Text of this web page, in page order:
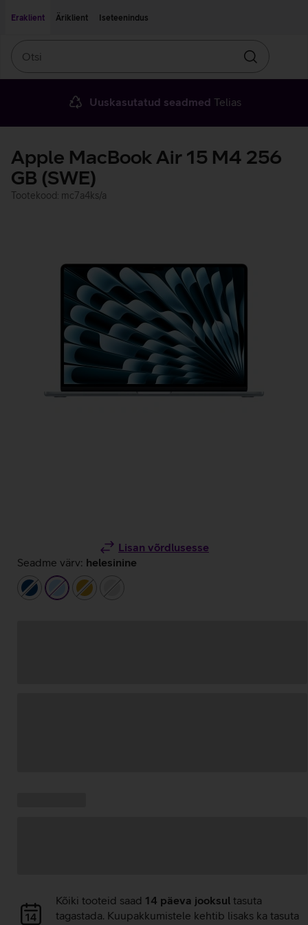
Eraklient
Äriklient Iseteenindus
Otsin
Uuskasutatud seadmed Telias
Apple MacBook Air 15 M4 256
GB (SWE)
Tootekood: mc7a4ks/a
Lisan võrdlusesse
Seadme värv: helesinine
tumesinine
helesininekuldnehõbedane
Andmete
laadimine
Kõiki tooteid saad 14 päeva jooksul tasuta
tagastada. Kuupakkumistele kehtib lisaks ka tasuta